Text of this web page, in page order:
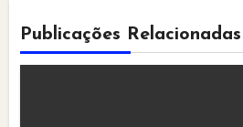
Publicações Relacionadas